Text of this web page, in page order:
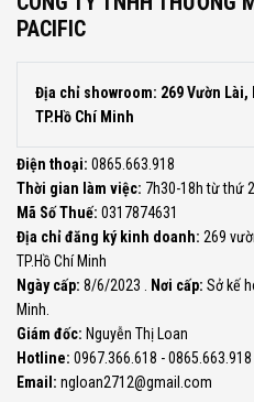
PACIFIC
Địa chỉ showroom: 269 Vườn Lài,
TP.Hồ Chí Minh
Điện thoại: 0865.663.918
Thời gian làm việc: 7h30-18h từ thứ
Mã Số Thuế: 0317874631
Địa chỉ đăng ký kinh doanh: 269
TP.Hồ Chí Minh
Ngày cấp: 8/6/2023 . Nơi cấp: Sở kế
Minh.
Giám đốc: Nguyễn Thị Loan
Hotline: 0967.366.618 - 0865.663.918
Email: ngloan2712@gmail.com